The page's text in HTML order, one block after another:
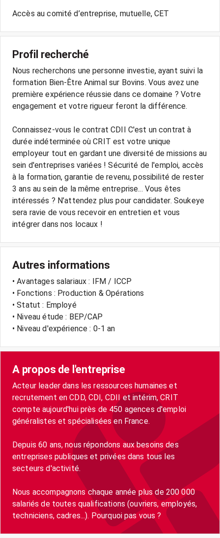
Accès au comité d’entreprise, mutuelle, CET
Profil recherché
Nous recherchons une personne investie, ayant suivi la
formation Bien-Être Animal sur Bovins. Vous avez une
première expérience réussie dans ce domaine ? Votre
engagement et votre rigueur feront la différence.
Connaissez-vous le contrat CDII C'est un contrat à
durée indéterminée où CRIT est votre unique
employeur tout en gardant une diversité de missions au
sein d'entreprises variées ! Sécurité de l'emploi, accès
à la formation, garantie de revenu, possibilité de rester
3 ans au sein de la même entreprise... Vous êtes
intéressés ? N’attendez plus pour candidater. Soukeye
sera ravie de vous recevoir en entretien et vous
Autres informations
• Avantages salariaux : IFM / ICCP
• Fonctions : Production & Opérations
• Statut : Employé
• Niveau étude : BEP/CAP
• Niveau d'expérience : 0-1 an
A propos de l'entreprise
Acteur leader dans les ressources humaines et
recrutement en CDD, CDI, CDII et intérim, CRIT
compte aujourd'hui près de 450 agences d'emploi
généralistes et spécialisées en France.
Depuis 60 ans, nous répondons aux besoins des
entreprises publiques et privées dans tous les
secteurs d'activité.
Nous accompagnons chaque année plus de 200 000
salariés de toutes qualifications (ouvriers, employés,
techniciens, cadres...). Pourquoi pas vous ?